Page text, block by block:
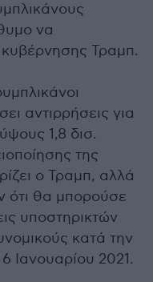
να
κυβέρνησης Τραμπ.
αντιρρήσεις για
1,8 δισ.
της
ο Τραμπ, αλλά
ότι θα μπορούσε
υποστηρικτών
κατά την
Ιανουαρίου 2021.